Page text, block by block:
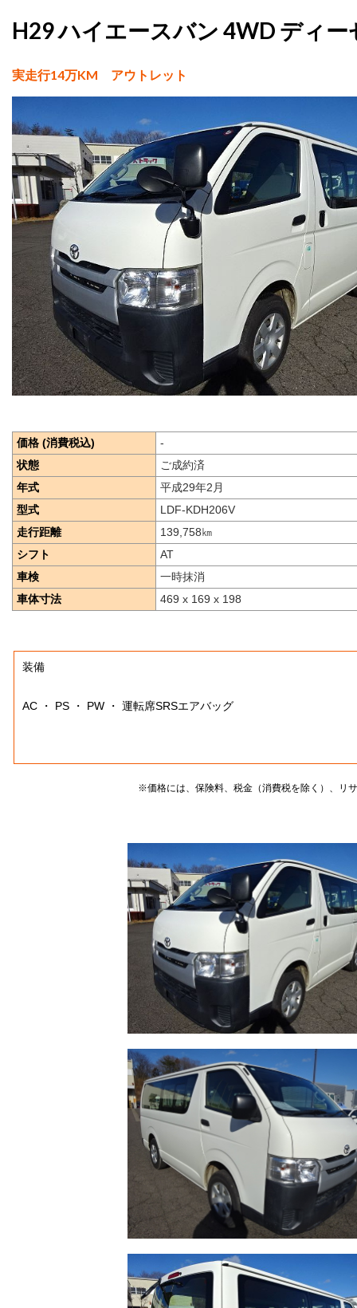
H29 ハイエースバン 4WD ディー
実走行14万KM アウトレット
価格 (消費税込)
-
状態
ご成約済
年式
平成29年2月
型式
LDF-KDH206V
走行距離
139,758㎞
シフト
AT
車検
一時抹消
車体寸法
469 x 169 x 198
装備
AC ・ PS ・ PW ・ 運転席SRSエアバッグ
※価格には、保険料、税金（消費税を除く）、リ